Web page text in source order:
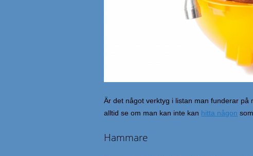
Är det något verktyg i listan man funderar
alltid se om man kan inte kan hitta någon
Hammare